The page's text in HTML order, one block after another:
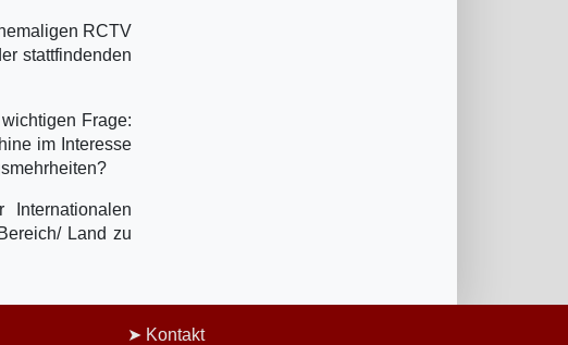
RCTV
stattfindenden
Frage:
im Interesse
Land zu
Kontakt